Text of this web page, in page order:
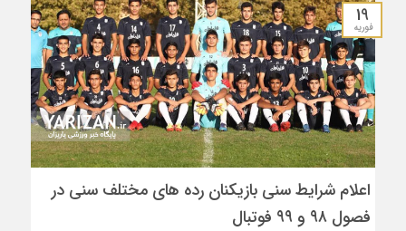
19
فوریه
اعلام شرایط سنی بازیکنان رده های مختلف سنی در
فصول ۹۸ و ۹۹ فوتبال